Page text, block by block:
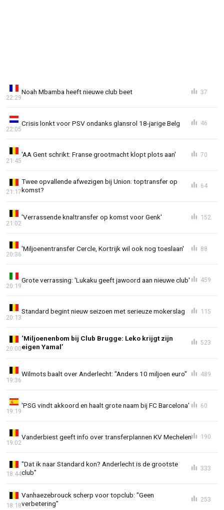
Noah Mbamba heeft nieuwe club beet
22:29
37
Crisis lonkt voor PSV ondanks glansrol 18-jarige Belg
22:05
46
'AA Gent schrikt: Franse grootmacht klopt plots aan'
21:45
70
Twee opvallende afwezigen bij Union: toptransfer op
komst?
21:17
64
'Verrassende knaltransfer op komst voor Genk'
21:02
152
'Miljoenentransfer Cercle, Kortrijk wil ook nog toeslaan'
20:36
88
Grote verrassing: 'Lukaku geeft jawoord aan nieuwe club'
20:19
459
Standard begint nieuw seizoen met serieuze mokerslag
20:13
115
‘Miljoenenbom bij Club Brugge: Leko krijgt zijn
eigen Yamal’
20:00
523
Wilmots baalt over Anderlecht: "Anders 10 miljoen euro"
19:36
489
'PSG vindt akkoord en haalt grote naam bij FC Barcelona'
19:19
60
Vanderbiest geeft info over transferplannen KV Mechelen
19:02
190
"Dat ik naar Standard kon? Anderlecht is de grootste
club"
18:44
333
Vanhaezebrouck scherp voor topclub: "Geen
verbetering"
18:18
253